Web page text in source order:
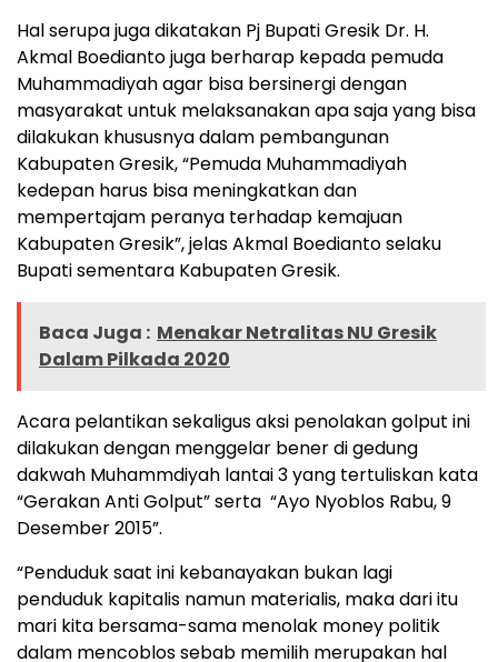
Hal serupa juga dikatakan Pj Bupati Gresik Dr. H.
Akmal Boedianto juga berharap kepada pemuda
Muhammadiyah agar bisa bersinergi dengan
masyarakat untuk melaksanakan apa saja yang bisa
dilakukan khususnya dalam pembangunan
Kabupaten Gresik, “Pemuda Muhammadiyah
kedepan harus bisa meningkatkan dan
mempertajam peranya terhadap kemajuan
Kabupaten Gresik”, jelas Akmal Boedianto selaku
Bupati sementara Kabupaten Gresik.
Baca Juga : Menakar Netralitas NU Gresik
Dalam Pilkada 2020
Acara pelantikan sekaligus aksi penolakan golput ini
dilakukan dengan menggelar bener di gedung
dakwah Muhammdiyah lantai 3 yang tertuliskan kata
“Gerakan Anti Golput” serta “Ayo Nyoblos Rabu, 9
Desember 2015”.
“Penduduk saat ini kebanayakan bukan lagi
penduduk kapitalis namun materialis, maka dari itu
mari kita bersama-sama menolak money politik
dalam mencoblos sebab memilih merupakan hal